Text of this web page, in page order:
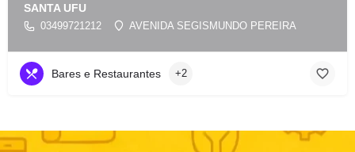
SANTA UFU
03499721212 AVENIDA SEGISMUNDO PEREIRA
Bares e Restaurantes +2